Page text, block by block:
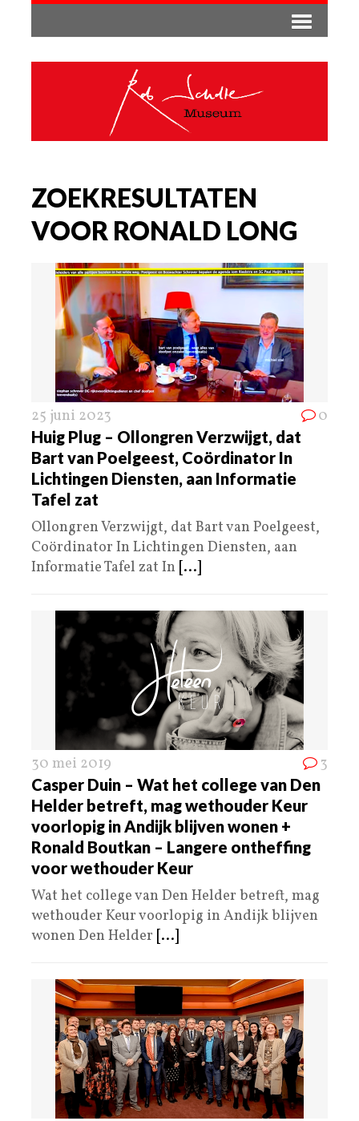
ZOEKRESULTATEN
VOOR RONALD LONG
25 juni 2023 0
Huig Plug – Ollongren Verzwijgt, dat
Bart van Poelgeest, Coördinator In
Lichtingen Diensten, aan Informatie
Tafel zat
Ollongren Verzwijgt, dat Bart van Poelgeest,
Coördinator In Lichtingen Diensten, aan
Informatie Tafel zat In [...]
30 mei 2019 3
Casper Duin – Wat het college van Den
Helder betreft, mag wethouder Keur
voorlopig in Andijk blijven wonen +
Ronald Boutkan – Langere ontheffing
voor wethouder Keur
Wat het college van Den Helder betreft, mag
wethouder Keur voorlopig in Andijk blijven
wonen Den Helder [...]